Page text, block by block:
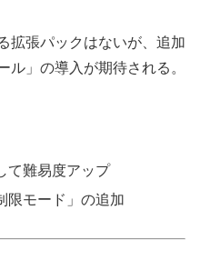
拡張パックはないが、追加
ル」の導入が期待される。
て難易度アップ
限モード」の追加